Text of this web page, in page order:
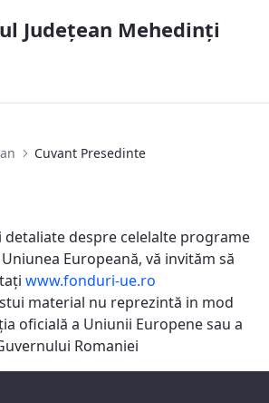
Județean Mehedinți
Cuvant Presedinte
despre celelalte programe
Europeană, vă invităm să
www.fonduri-ue.ro
material nu reprezintă in mod
oficială a Uniunii Europene sau a
Romaniei